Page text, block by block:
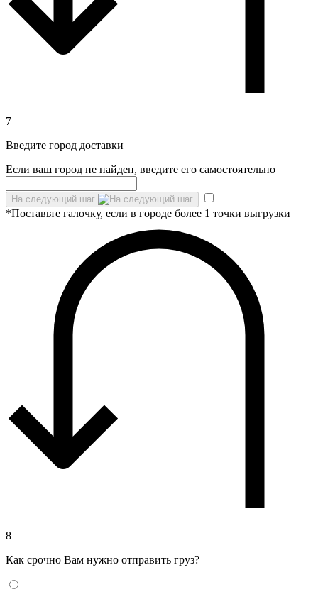
7
Введите город доставки
Если ваш город не найден, введите его самостоятельно
На следующий шаг
*Поставьте галочку, если в городе более 1 точки выгрузки
8
Как срочно Вам нужно отправить груз?